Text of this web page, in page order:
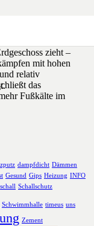
mit Sofort-Effekt
zieht –
mit hohen
relativ
das
Fußkälte im
dampfdicht Dämmen
Gesund Gips Heizung INFO
schall Schallschutz
Schwimmhalle timeus uns
Zement